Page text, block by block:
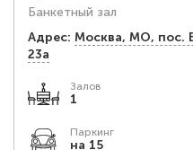
Банкетный зал
Адрес: Москва, МО, пос.
23а
Залов
1
Паркинг
на 15